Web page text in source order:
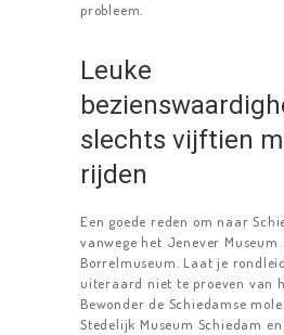
probleem.
Leuke
slechts vijftien
rijden
Een goede reden om naar
vanwege het Jenever Museum
Borrelmuseum. Laat je
uiteraard niet te proeven van
Bewonder de Schiedamse
Stedelijk Museum Schiedam